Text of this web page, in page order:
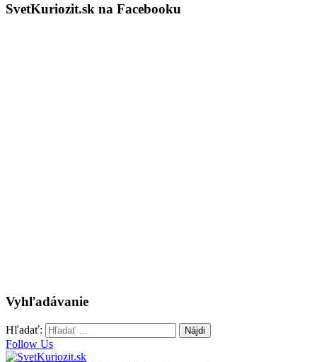
SvetKuriozit.sk na Facebooku
Vyhľadávanie
Hľadať:
Follow Us